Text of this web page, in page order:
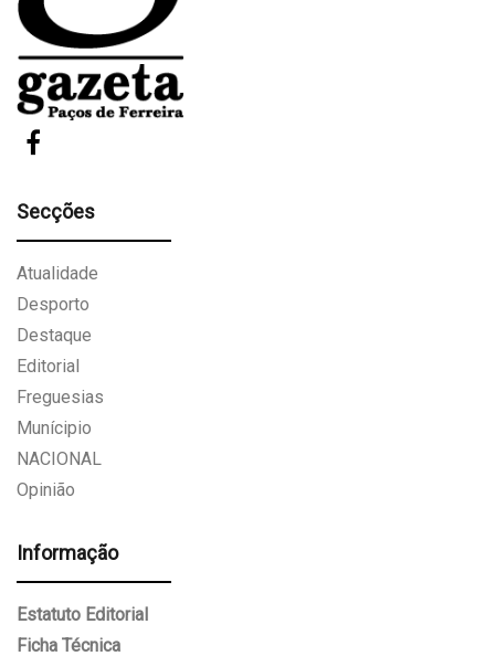
Secções
Atualidade
Desporto
Destaque
Editorial
Freguesias
Munícipio
NACIONAL
Opinião
Informação
Estatuto Editorial
Ficha Técnica